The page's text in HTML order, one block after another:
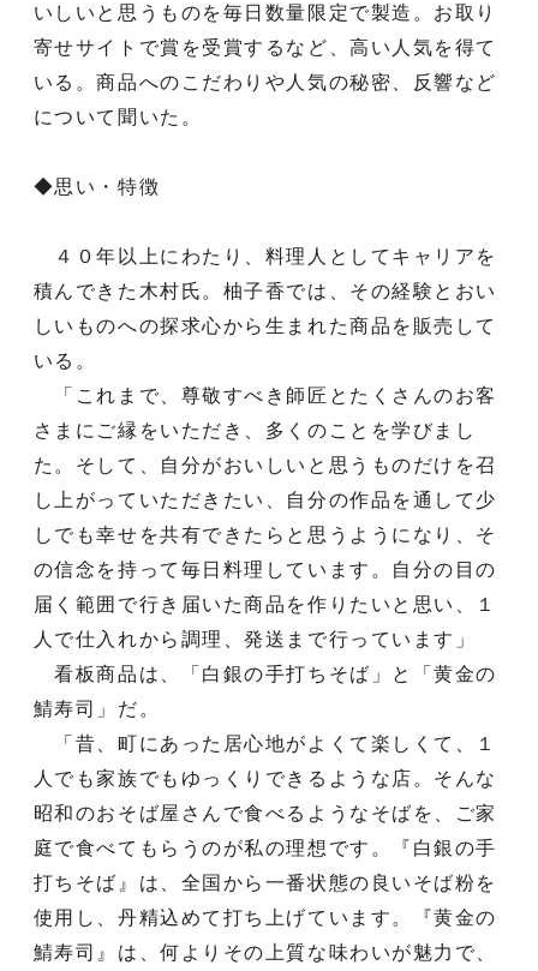
いしいと思うものを毎日数量限定で製造。お取り
寄せサイトで賞を受賞するなど、高い人気を得て
いる。商品へのこだわりや人気の秘密、反響など
について聞いた。
◆思い・特徴
４０年以上にわたり、料理人としてキャリアを
積んできた木村氏。柚子香では、その経験とおい
しいものへの探求心から生まれた商品を販売して
いる。
「これまで、尊敬すべき師匠とたくさんのお客
さまにご縁をいただき、多くのことを学びまし
た。そして、自分がおいしいと思うものだけを召
し上がっていただきたい、自分の作品を通して少
しでも幸せを共有できたらと思うようになり、そ
の信念を持って毎日料理しています。自分の目の
届く範囲で行き届いた商品を作りたいと思い、１
人で仕入れから調理、発送まで行っています」
看板商品は、「白銀の手打ちそば」と「黄金の
鯖寿司」だ。
「昔、町にあった居心地がよくて楽しくて、１
人でも家族でもゆっくりできるような店。そんな
昭和のおそば屋さんで食べるようなそばを、ご家
庭で食べてもらうのが私の理想です。『白銀の手
打ちそば』は、全国から一番状態の良いそば粉を
使用し、丹精込めて打ち上げています。『黄金の
鯖寿司』は、何よりその上質な味わいが魅力で、